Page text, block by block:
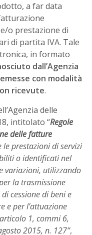
a far data
o prestazione di
di partita IVA. Tale
in formato
dall’Agenzia
con modalità
ricevute.
delle
intitolato “Regole
delle fatture
le prestazioni di servizi
o identificati nel
variazioni, utilizzando
la trasmissione
cessione di beni e
e per l’attuazione
1, commi 6,
2015, n. 127”,